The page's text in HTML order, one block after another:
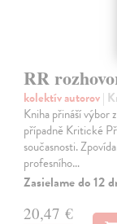
RR
kolektív autorov|
Kniha přináší výbor
případně Kritické
současnosti.
profesního…
Zasielame do 12
20,47 €